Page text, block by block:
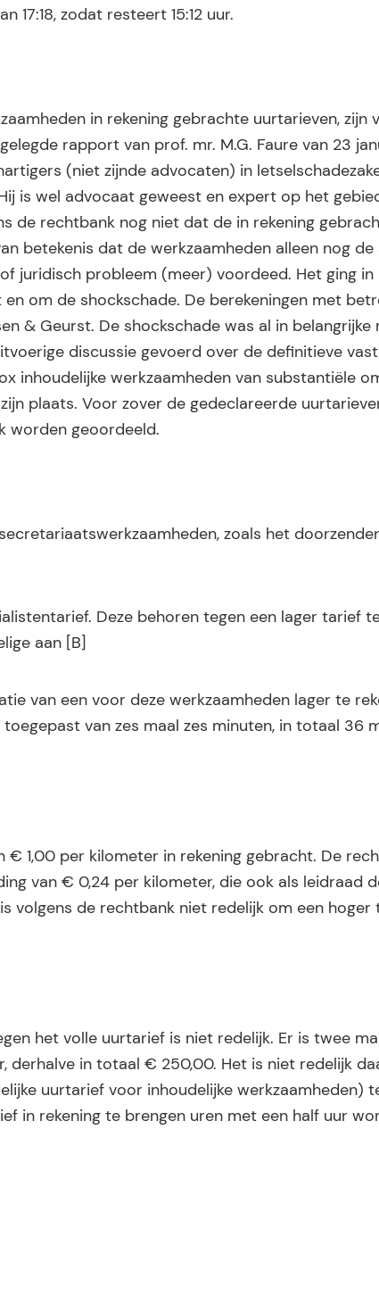
zodat resteert 15:12 uur.
in rekening gebrachte uurtarieven, zijn
rapport van prof. mr. M.G. Faure van 23
(niet zijnde advocaten) in
is wel advocaat geweest en expert op het
de rechtbank nog niet dat de in rekening
betekenis dat de werkzaamheden alleen nog
juridisch probleem (meer) voordeed. Het ging
om de shockschade. De berekeningen met
& Geurst. De shockschade was al in belangrijke
discussie gevoerd over de definitieve
inhoudelijke werkzaamheden van substantiële
plaats. Voor zover de gedeclareerde
worden geoordeeld.
zoals het
Deze behoren tegen een lager tarief
aan [B]
van een voor deze werkzaamheden lager te
van zes maal zes minuten, in totaal 36
€ 1,00 per kilometer in rekening gebracht. De
van € 0,24 per kilometer, die ook als leidraad
volgens de rechtbank niet redelijk om een hoger
het volle uurtarief is niet redelijk. Er is twee
derhalve in totaal € 250,00. Het is niet redelijk
uurtarief voor inhoudelijke werkzaamheden)
in rekening te brengen uren met een half uur